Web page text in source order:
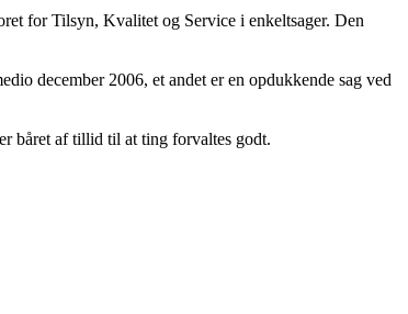
for Tilsyn, Kvalitet og Service i enkeltsager. Den
december 2006, et andet er en opdukkende sag ved
båret af tillid til at ting forvaltes godt.